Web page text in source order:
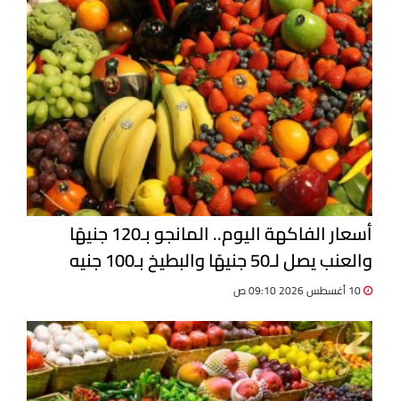
أسعار الفاكهة اليوم.. المانجو بـ120 جنيهًا
والعنب يصل لـ50 جنيهًا والبطيخ بـ100 جنيه